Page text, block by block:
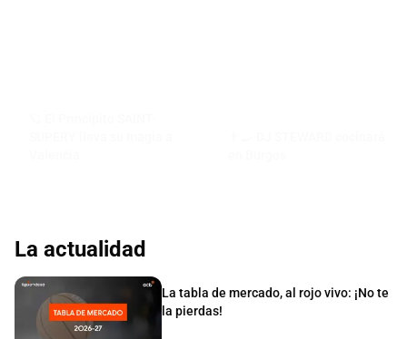
La actualidad
La tabla de mercado, al rojo vivo: ¡No te
la pierdas!